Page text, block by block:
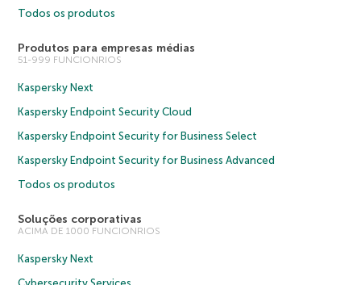
Todos os produtos
Produtos para empresas médias
51-999 FUNCIONRIOS
Kaspersky Next
Kaspersky Endpoint Security Cloud
Kaspersky Endpoint Security for Business Select
Kaspersky Endpoint Security for Business Advanced
Todos os produtos
Soluções corporativas
ACIMA DE 1000 FUNCIONRIOS
Kaspersky Next